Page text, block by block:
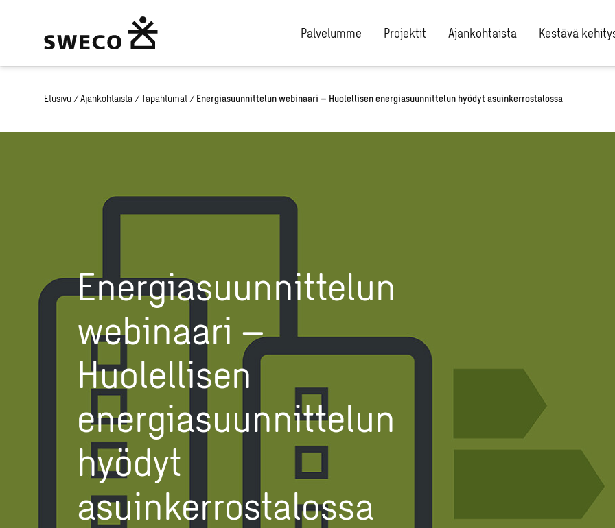
Palvelumme Projektit Ajankohtaista Kestävä
Etusivu / Ajankohtaista / Tapahtumat / Energiasuunnittelun webinaari – Huolellisen energiasuunnittelun hyödyt asuinkerrostalossa
Energiasuunnittelun
webinaari –
Huolellisen
energiasuunnittelun
hyödyt
asuinkerrostalossa